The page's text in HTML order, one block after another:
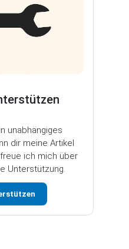
unabhängiges
dir meine Artikel
ich mich über
Unterstützung.